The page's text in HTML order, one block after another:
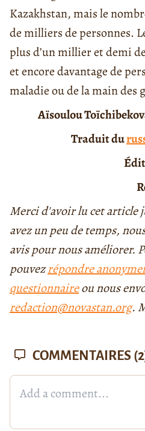
Kazakhstan, mais le
de milliers de personnes.
plus d’un millier et demi
et encore davantage de
maladie ou de la main des
Aïsoulou
Traduit du
Merci d'avoir lu cet article
avez un peu de temps,
avis pour nous améliorer.
pouvezrépondre
questionnaireou nous
redaction@novastan.org.
COMMENTAIRES